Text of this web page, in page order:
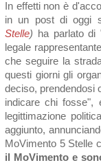
In effetti non è
in un post di oggi
Stelle)
ha parlato di
legale
che seguire la
questi giorni gli
deciso, prendendosi
indicare chi fosse",
legittimazione
aggiunto,
MoVimento 5 Stelle
il MoVimento e